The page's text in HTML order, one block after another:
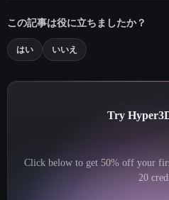
この記事は役に立ちましたか？
はい いいえ
Try
Click below to get 50% off your
20